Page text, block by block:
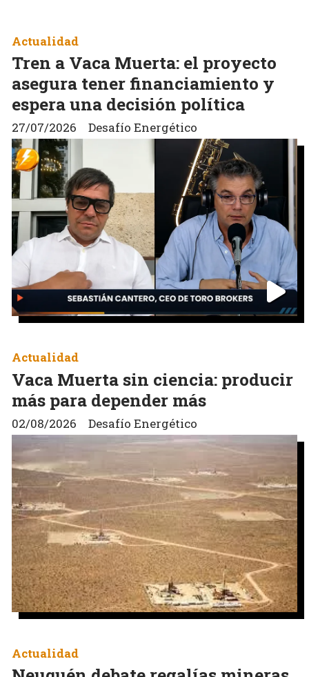
Tren a Vaca Muerta: el proyecto
asegura tener financiamiento y
espera una decisión política
Desafío Energético
Actualidad
27/07/2026
Vaca Muerta sin ciencia: producir
más para depender más
Desafío Energético
Actualidad
02/08/2026
Actualidad